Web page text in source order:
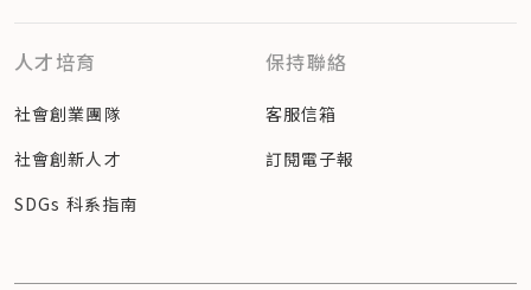
人才培育
社會創業團隊
社會創新人才
SDGs 科系指南
保持聯絡
客服信箱
訂閱電子報